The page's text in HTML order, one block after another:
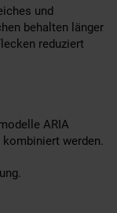
und
behalten länger
reduziert
ARIA
werden.